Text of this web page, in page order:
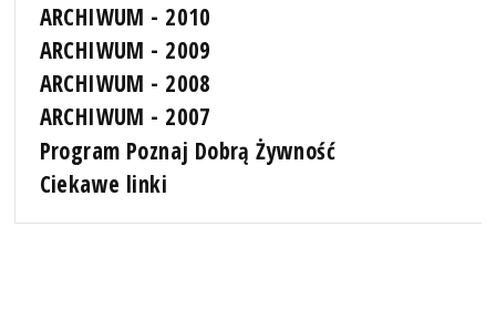
ARCHIWUM - 2010
ARCHIWUM - 2009
ARCHIWUM - 2008
ARCHIWUM - 2007
Program Poznaj Dobrą Żywność
Ciekawe linki